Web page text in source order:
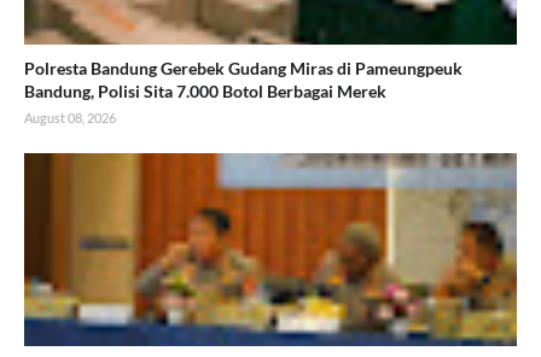
Polresta Bandung Gerebek Gudang Miras di Pameungpeuk
Bandung, Polisi Sita 7.000 Botol Berbagai Merek
August 08, 2026